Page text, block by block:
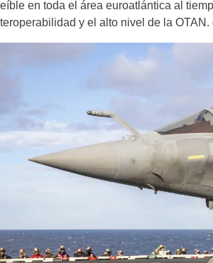
en toda el área euroatlántica al
y el alto nivel de la OTAN.